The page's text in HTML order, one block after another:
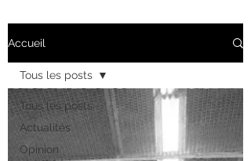
Accueil
Tous les posts
Actualités
Opinion
Tous les posts